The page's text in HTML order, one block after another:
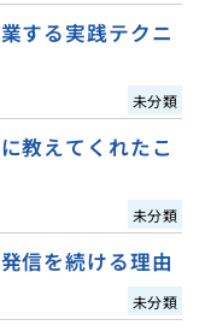
する実践テクニ
未分類
教えてくれたこ
未分類
信を続ける理由
未分類